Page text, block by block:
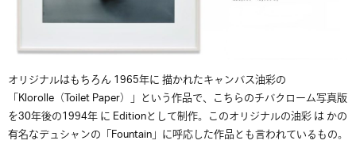
オリジナルはもちろん 1965年に 描かれたキャンバス油彩の
「Klorolle（Toilet Paper）」という作品で、こちらのチバクローム写真版
を30年後の1994年 に Editionとして制作。このオリジナルの油彩 は かの
有名なデュシャンの「Fountain」に呼応した作品とも言われているもの。